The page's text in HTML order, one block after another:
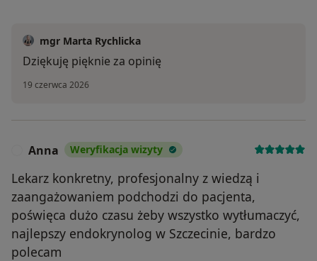
mgr Marta Rychlicka
Dziękuję pięknie za opinię
19 czerwca 2026
Anna Weryfikacja wizyty
Lekarz konkretny, profesjonalny z wiedzą i
zaangażowaniem podchodzi do pacjenta,
poświęca dużo czasu żeby wszystko wytłumaczyć,
najlepszy endokrynolog w Szczecinie, bardzo
polecam